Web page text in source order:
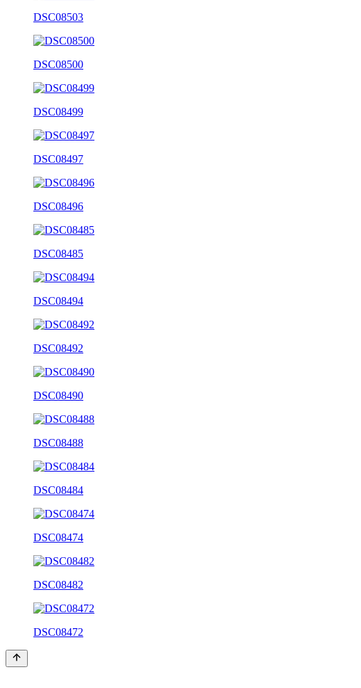
DSC08503
DSC08500
DSC08499
DSC08497
DSC08496
DSC08485
DSC08494
DSC08492
DSC08490
DSC08488
DSC08484
DSC08474
DSC08482
DSC08472